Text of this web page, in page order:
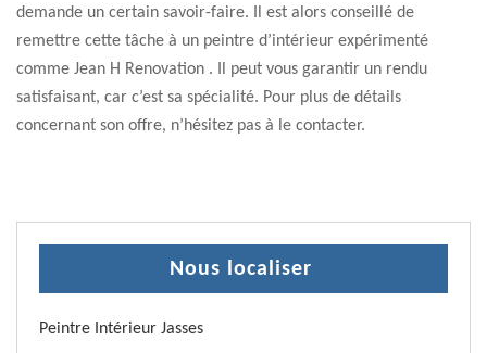
demande un certain savoir-faire. Il est alors conseillé de
remettre cette tâche à un peintre d’intérieur expérimenté
comme Jean H Renovation . Il peut vous garantir un rendu
satisfaisant, car c’est sa spécialité. Pour plus de détails
concernant son offre, n’hésitez pas à le contacter.
Nous localiser
Peintre Intérieur Jasses